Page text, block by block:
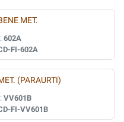
MET.
602A
FI-602A
(PARAURTI)
VV601B
FI-VV601B